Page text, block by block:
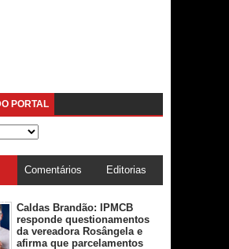
PORTAL
Comentários Editorias
Caldas Brandão: IPMCB
responde questionamentos
da vereadora Rosângela e
afirma que parcelamentos